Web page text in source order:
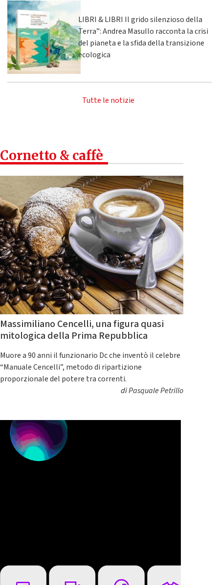
LIBRI & LIBRI Il grido silenzioso della
Terra”: Andrea Masullo racconta la crisi
del pianeta e la sfida della transizione
ecologica
Tutte le notizie
Cornetto & caffè
Massimiliano Cencelli, una figura quasi
mitologica della Prima Repubblica
Muore a 90 anni il funzionario Dc che inventò il celebre
“Manuale Cencelli”, metodo di ripartizione
proporzionale del potere tra correnti.
diPasquale Petrillo